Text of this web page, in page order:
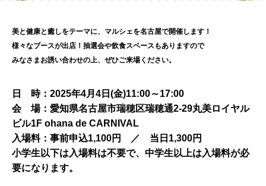
美と健康と癒しをテーマに、マルシェを名古屋で開催します！
様々なブースが出店！抽選会や飲食スペースもありますので
みなさまお誘い合わせの上、ぜひご来場ください。
日 時：2025年4月4日(金)11:00～17:00
会 場：愛知県名古屋市瑞穂区瑞穂通2-29丸美ロイヤル
ビル1F ohana de CARNIVAL
入場料：事前申込1,100円 ／ 当日1,300円
小学生以下は入場料は不要で、中学生以上は入場料が必
要になります。